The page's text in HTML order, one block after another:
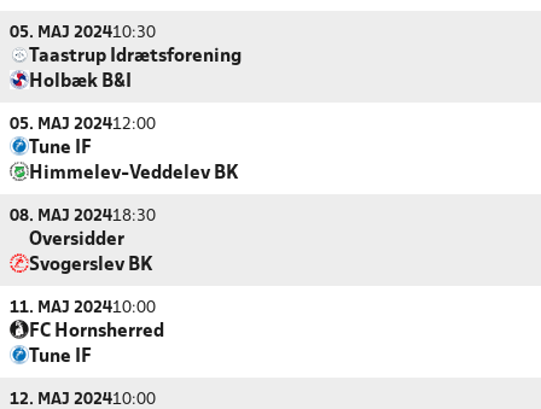
05. MAJ 202410:30
Taastrup Idrætsforening
Holbæk B&I
05. MAJ 202412:00
Tune IF
Himmelev-Veddelev BK
08. MAJ 202418:30
Oversidder
Svogerslev BK
11. MAJ 202410:00
FC Hornsherred
Tune IF
12. MAJ 202410:00